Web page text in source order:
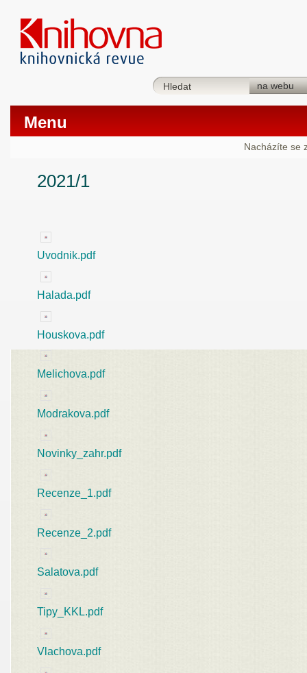
Menu
Nacházíte se
2021/1
Uvodnik.pdf
Halada.pdf
Houskova.pdf
Melichova.pdf
Modrakova.pdf
Novinky_zahr.pdf
Recenze_1.pdf
Recenze_2.pdf
Salatova.pdf
Tipy_KKL.pdf
Vlachova.pdf